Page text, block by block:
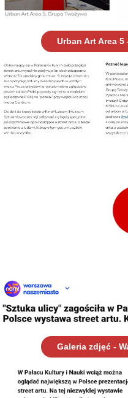
Urban Art Area
Galeria zdjęć -